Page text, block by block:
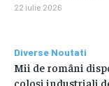
22 iulie 2026
Diverse Noutati
Mii de români
coloși industriali